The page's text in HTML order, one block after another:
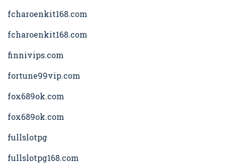
fcharoenkit168.com
fcharoenkit168.com
finnivips.com
fortune99vip.com
fox689ok.com
fox689ok.com
fullslotpg
fullslotpg168.com